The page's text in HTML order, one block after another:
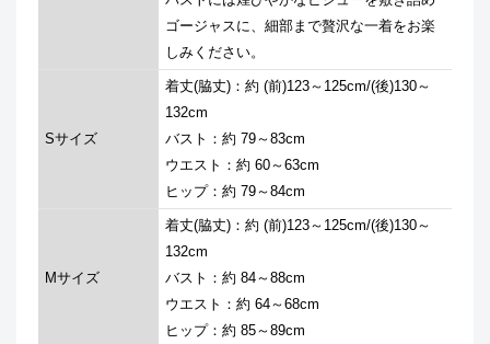
ゴージャスに、細部まで贅沢な一着をお楽
しみください。
Sサイズ
着丈(脇丈)：約 (前)123～125cm/(後)130～
132cm
バスト：約 79～83cm
ウエスト：約 60～63cm
ヒップ：約 79～84cm
Mサイズ
着丈(脇丈)：約 (前)123～125cm/(後)130～
132cm
バスト：約 84～88cm
ウエスト：約 64～68cm
ヒップ：約 85～89cm